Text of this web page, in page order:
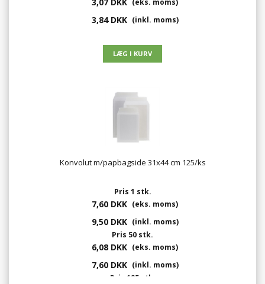
3,07 DKK (eks. moms)
3,84 DKK (inkl. moms)
Konvolut m/papbagside 31x44 cm 125/ks
Pris 1 stk.
7,60 DKK (eks. moms)
9,50 DKK (inkl. moms)
Pris 50 stk.
6,08 DKK (eks. moms)
7,60 DKK (inkl. moms)
Pris 125 stk.